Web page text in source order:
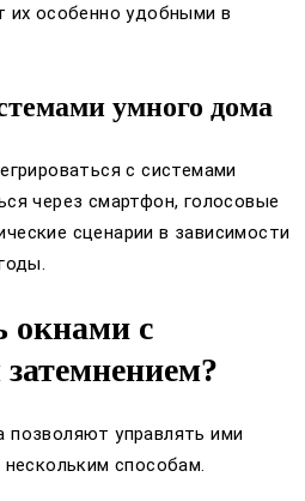
их особенно удобными в
умного дома
с системами
через смартфон, голосовые
сценарии в зависимости
окнами с
управлять ими
способам.